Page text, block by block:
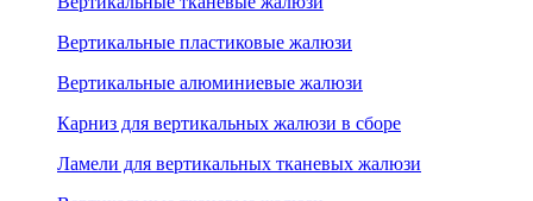
Вертикальные пластиковые жалюзи
Вертикальные алюминиевые жалюзи
Карниз для вертикальных жалюзи в сборе
Ламели для вертикальных тканевых жалюзи